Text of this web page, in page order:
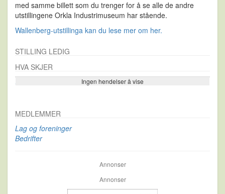
med samme billett som du trenger for å se alle de andre
utstillingene Orkla Industrimuseum har stående.
Wallenberg-utstillinga kan du lese mer om her.
STILLING LEDIG
HVA SKJER
Ingen hendelser å vise
Se flere…
MEDLEMMER
Lag og foreninger
Bedrifter
Annonser
Annonser